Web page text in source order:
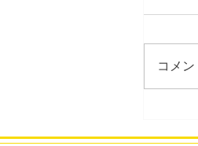
を更
コメ